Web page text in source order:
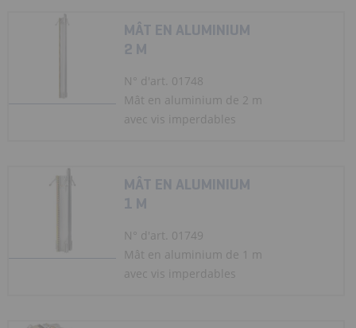
MÂT EN ALUMINIUM
2 M
N° d'art. 01748
Mât en aluminium de 2 m
avec vis imperdables
MÂT EN ALUMINIUM
1 M
N° d'art. 01749
Mât en aluminium de 1 m
avec vis imperdables